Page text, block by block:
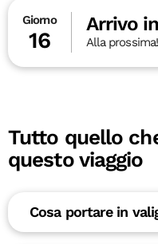
Giorno
16
Arrivo
Alla prossima!
Tutto quello
questo viaggio
Cosa portare in